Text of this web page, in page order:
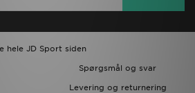
hele JD Sport siden
Spørgsmål og svar
Levering og returnering